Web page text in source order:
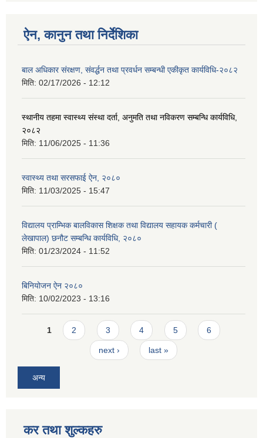
ऐन, कानुन तथा निर्देशिका
बाल अधिकार संरक्षण, संवर्द्धन तथा प्रवर्धन सम्बन्धी एकीकृत कार्यविधि-२०८२
मिति: 02/17/2026 - 12:12
स्थानीय तहमा स्वास्थ्य संस्था दर्ता, अनुमति तथा नविकरण सम्बन्धि कार्यविधि,
२०८२
मिति: 11/06/2025 - 11:36
स्वास्थ्य तथा सरसफाई ऐन, २०८०
मिति: 11/03/2025 - 15:47
विद्यालय प्राम्भिक बालविकास शिक्षक तथा विद्यालय सहायक कर्मचारी (
लेखापाल) छनौट सम्बन्धि कार्यविधि, २०८०
मिति: 01/23/2024 - 11:52
बिनियोजन ऐन २०८०
मिति: 10/02/2023 - 13:16
Pages
1 2 3 4 5 6
next › last »
अन्य
कर तथा शुल्कहरु